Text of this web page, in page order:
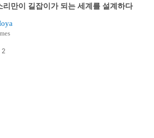
만이 길잡이가 되는 세계를 설계하다
2